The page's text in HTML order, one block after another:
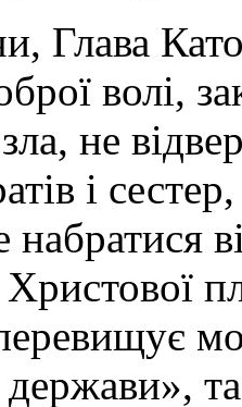
Глава
волі,
не
і
набратися